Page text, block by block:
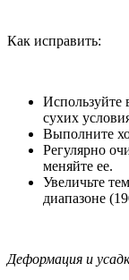
Как исправить:
Используйте
сухих
Выполните
Регулярно
меняйте ее.
Увеличьте
диапазоне
Деформация и